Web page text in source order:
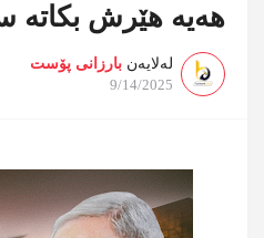
هەیە هێرش بکاتە
لەلایەن بارزانی پۆست
9/14/2025